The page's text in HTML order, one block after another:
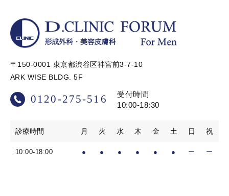
〒150-0001 東京都渋谷区神宮前3-7-10
ARK WISE BLDG. 5F
0120-275-516
受付時間
10:00-18:30
診療時間 月 火 水 木 金 土 日 祝
10:00-18:00 ● ● ● ● ● ● ー ー